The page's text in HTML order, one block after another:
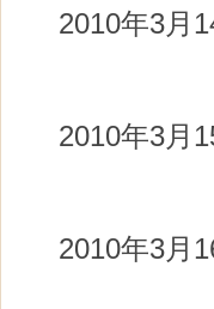
2010年3月
2010年3月
2010年3月